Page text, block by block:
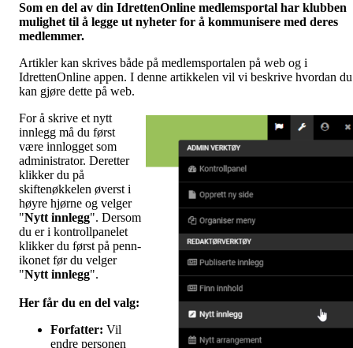
Som en del av din IdrettenOnline medlemsportal har klubben
mulighet til å legge ut nyheter for å kommunisere med deres
medlemmer.
Artikler kan skrives både på medlemsportalen på web og i
IdrettenOnline appen. I denne artikkelen vil vi beskrive hvordan du
kan gjøre dette på web.
For å skrive et nytt
innlegg må du først
være innlogget som
administrator. Deretter
klikker du på
skiftenøkkelen øverst i
høyre hjørne og velger
"Nytt innlegg". Dersom
du er i kontrollpanelet
klikker du først på penn-
ikonet før du velger
"Nytt innlegg".
Her får du en del valg:
Forfatter: Vil
endre personen